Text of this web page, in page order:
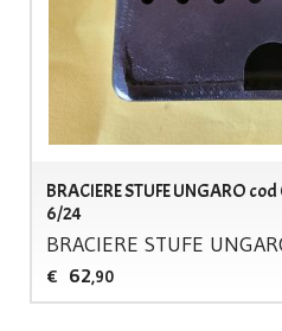
BRACIERE STUFE UNGARO
6/24
BRACIERE STUFE
€ 62,90